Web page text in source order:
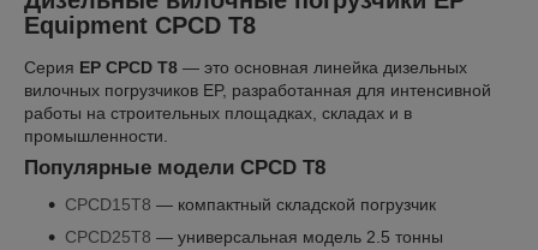
Equipment CPCD T8
Серия EP CPCD T8 — это основная линейка дизельных
вилочных погрузчиков EP, разработанная для интенсивной
работы на строительных площадках, складах и в
промышленности.
Популярные модели CPCD T8
CPCD15T8 — компактный складской погрузчик
CPCD25T8 — универсальная модель 2.5 тонны